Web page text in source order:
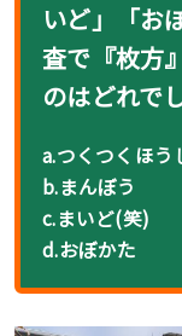
いど」「お
査で『枚方
のはどれで
a.つくつくほう
b.まんぼう
c.まいど(笑)
d.おぼかた